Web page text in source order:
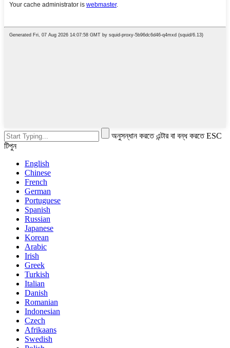
অনুসন্ধান করতে এন্টার বা বন্ধ করতে ESC
টিপুন
English
Chinese
French
German
Portuguese
Spanish
Russian
Japanese
Korean
Arabic
Irish
Greek
Turkish
Italian
Danish
Romanian
Indonesian
Czech
Afrikaans
Swedish